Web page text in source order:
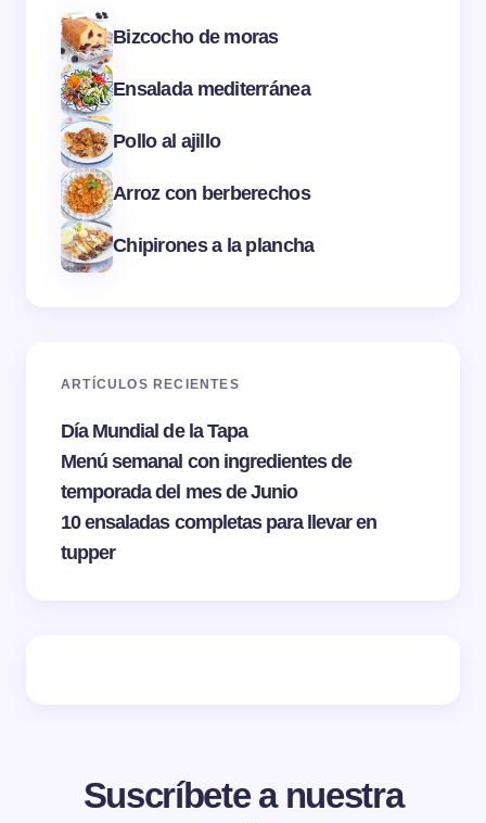
Bizcocho de moras
Ensalada mediterránea
Pollo al ajillo
Arroz con berberechos
Chipirones a la plancha
ARTÍCULOS RECIENTES
Día Mundial de la Tapa
Menú semanal con ingredientes de
temporada del mes de Junio
10 ensaladas completas para llevar en
tupper
Suscríbete a nuestra